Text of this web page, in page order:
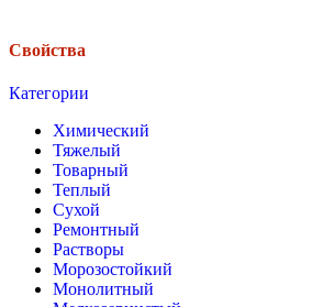
Свойства
Категории
Химический
Тяжелый
Товарный
Теплый
Сухой
Ремонтный
Растворы
Морозостойкий
Монолитный